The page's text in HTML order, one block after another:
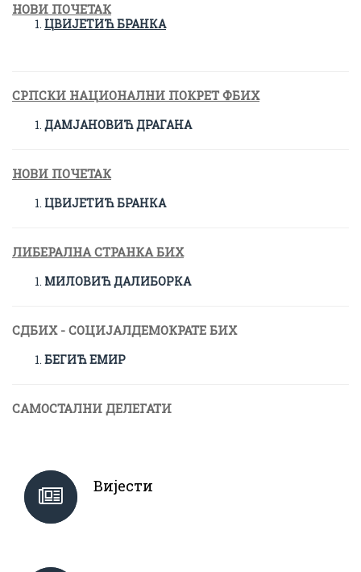
НОВИ ПОЧЕТАК
ЦВИЈЕТИЋ БРАНКА
СРПСКИ НАЦИОНАЛНИ ПОКРЕТ ФБИХ
ДАМЈАНОВИЋ ДРАГАНА
НОВИ ПОЧЕТАК
ЦВИЈЕТИЋ БРАНКА
ЛИБЕРАЛНА СТРАНКА БИХ
МИЛОВИЋ ДАЛИБОРКА
СДБИХ - СОЦИЈАЛДЕМОКРАТЕ БИХ
БЕГИЋ ЕМИР
САМОСТАЛНИ ДЕЛЕГАТИ
Вијести